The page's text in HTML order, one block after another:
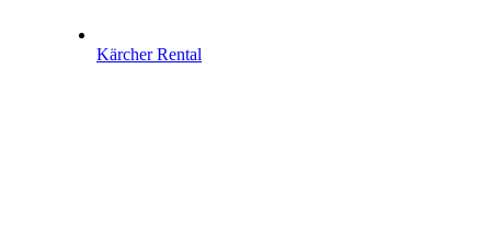
Kärcher Rental